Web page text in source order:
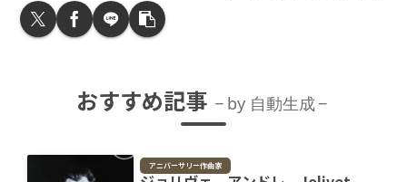
おすすめ記事 by 自動生成
アニバーサリー作曲家